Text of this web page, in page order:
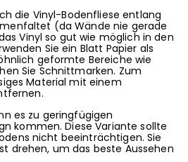
die Vinyl-Bodenfliese entlang
(da Wände nie gerade
Vinyl so gut wie möglich in den
Sie ein Blatt Papier als
geformte Bereiche wie
Sie Schnittmarken. Zum
Material mit einem
es zu geringfügigen
kommen. Diese Variante sollte
nicht beeinträchtigen. Sie
drehen, um das beste Aussehen